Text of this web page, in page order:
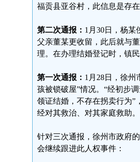
福贡县亚谷村，此信息是存
第二次通报： 1月30日，杨某
父亲董某更收留，此后就与
理。在办理结婚登记时，镇
第一次通报： 1月28日，徐州
孩被锁破屋”情况。“经初步
领证结婚，不存在拐卖行为”
经对其救治、对其家庭救助。
针对三次通报，徐州市政府
会继续跟进此人权事件：